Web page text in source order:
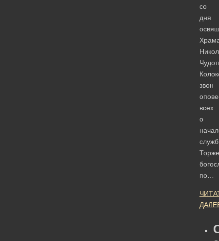
со
дня
звон
всех
о
по…